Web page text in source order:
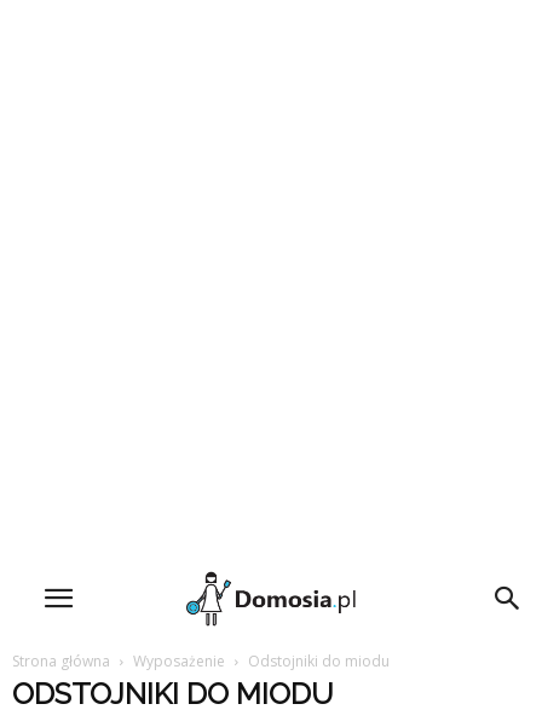
Strona główna Wyposażenie Odstojniki do miodu
ODSTOJNIKI DO MIODU